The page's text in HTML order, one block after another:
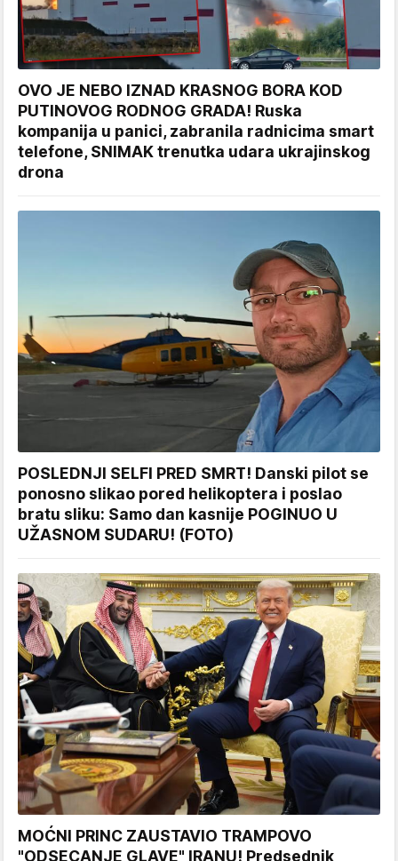
OVO JE NEBO IZNAD KRASNOG BORA KOD
PUTINOVOG RODNOG GRADA! Ruska
kompanija u panici, zabranila radnicima smart
telefone, SNIMAK trenutka udara ukrajinskog
drona
POSLEDNJI SELFI PRED SMRT! Danski pilot se
ponosno slikao pored helikoptera i poslao
bratu sliku: Samo dan kasnije POGINUO U
UŽASNOM SUDARU! (FOTO)
MOĆNI PRINC ZAUSTAVIO TRAMPOVO
"ODSECANJE GLAVE" IRANU! Predsednik